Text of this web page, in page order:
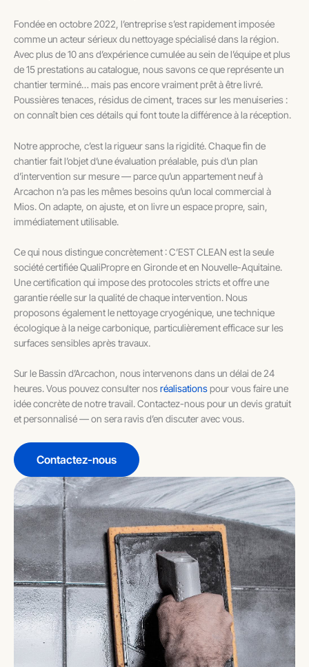
Fondée en octobre 2022, l’entreprise s’est rapidement imposée
comme un acteur sérieux du nettoyage spécialisé dans la région.
Avec plus de 10 ans d’expérience cumulée au sein de l’équipe et plus
de 15 prestations au catalogue, nous savons ce que représente un
chantier terminé… mais pas encore vraiment prêt à être livré.
Poussières tenaces, résidus de ciment, traces sur les menuiseries :
on connaît bien ces détails qui font toute la différence à la réception.
Notre approche, c’est la rigueur sans la rigidité. Chaque fin de
chantier fait l’objet d’une évaluation préalable, puis d’un plan
d’intervention sur mesure — parce qu’un appartement neuf à
Arcachon n’a pas les mêmes besoins qu’un local commercial à
Mios. On adapte, on ajuste, et on livre un espace propre, sain,
immédiatement utilisable.
Ce qui nous distingue concrètement : C’EST CLEAN est la seule
société certifiée QualiPropre en Gironde et en Nouvelle-Aquitaine.
Une certification qui impose des protocoles stricts et offre une
garantie réelle sur la qualité de chaque intervention. Nous
proposons également le nettoyage cryogénique, une technique
écologique à la neige carbonique, particulièrement efficace sur les
surfaces sensibles après travaux.
Sur le Bassin d’Arcachon, nous intervenons dans un délai de 24
heures. Vous pouvez consulter nosréalisationspour vous faire une
idée concrète de notre travail. Contactez-nous pour un devis gratuit
et personnalisé — on sera ravis d’en discuter avec vous.
Contactez-nous